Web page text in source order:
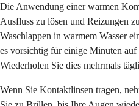
Die Anwendung einer warmen
Ausfluss zu lösen und Reizungen
Waschlappen in warmem Wasser
es vorsichtig für einige Minuten auf
Wiederholen Sie dies mehrmals
Wenn Sie Kontaktlinsen tragen,